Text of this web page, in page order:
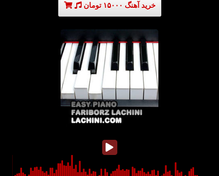
خرید آهنگ ۱۵۰۰۰ تومان